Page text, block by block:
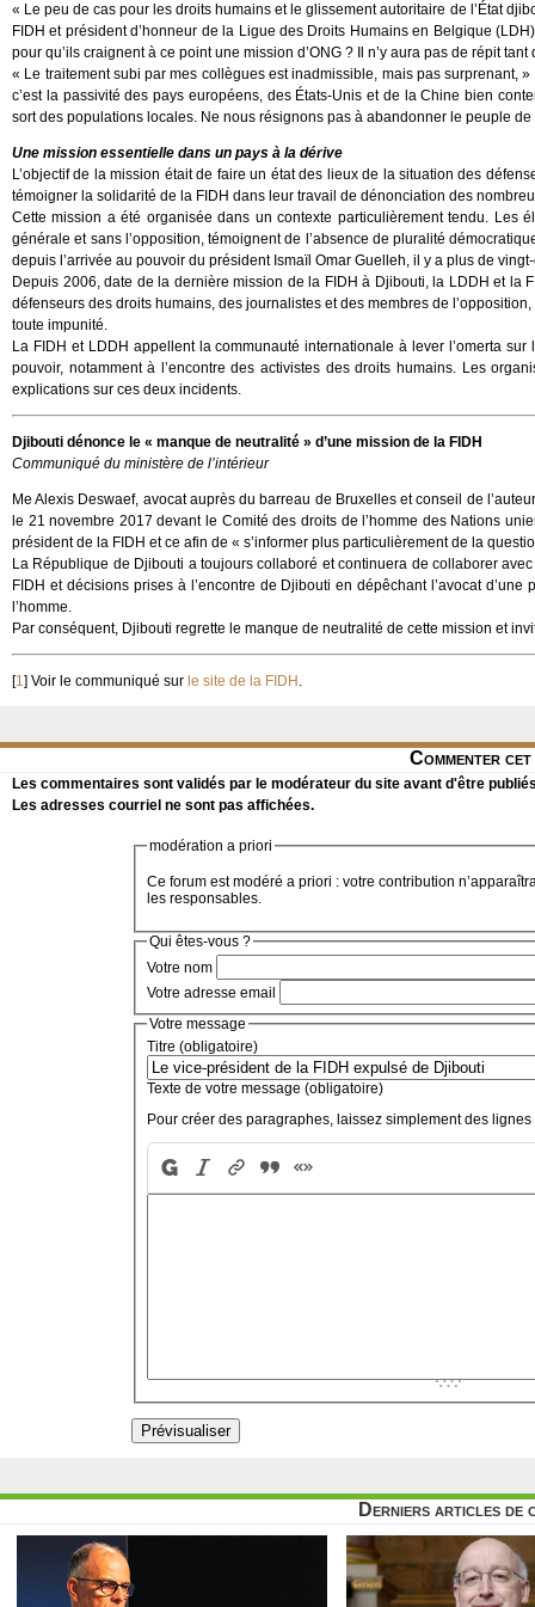
« Le peu de cas pour les droits humains et le glissement autoritaire de l’État
FIDH et président d’honneur de la Ligue des Droits Humains en Belgique
pour qu’ils craignent à ce point une mission d’ONG ? Il n’y aura pas de répit
« Le traitement subi par mes collègues est inadmissible, mais pas surprenant,
c’est la passivité des pays européens, des États-Unis et de la Chine bien
sort des populations locales. Ne nous résignons pas à abandonner le peuple
Une mission essentielle dans un pays à la dérive
L’objectif de la mission était de faire un état des lieux de la situation des
témoigner la solidarité de la FIDH dans leur travail de dénonciation des
Cette mission a été organisée dans un contexte particulièrement tendu. Les
générale et sans l’opposition, témoignent de l’absence de pluralité
depuis l’arrivée au pouvoir du président Ismaïl Omar Guelleh, il y a plus de
Depuis 2006, date de la dernière mission de la FIDH à Djibouti, la LDDH et la
défenseurs des droits humains, des journalistes et des membres de
toute impunité.
La FIDH et LDDH appellent la communauté internationale à lever l’omerta
pouvoir, notamment à l’encontre des activistes des droits humains. Les
explications sur ces deux incidents.
Djibouti dénonce le « manque de neutralité » d’une mission de la FIDH
Communiqué du ministère de l’intérieur
Me Alexis Deswaef, avocat auprès du barreau de Bruxelles et conseil de
le 21 novembre 2017 devant le Comité des droits de l’homme des Nations
président de la FIDH et ce afin de « s’informer plus particulièrement de la
La République de Djibouti a toujours collaboré et continuera de collaborer
FIDH et décisions prises à l’encontre de Djibouti en dépêchant l’avocat
l’homme.
Par conséquent, Djibouti regrette le manque de neutralité de cette mission et
[1] Voir le communiqué sur le site de la FIDH .
Commenter
Les commentaires sont validés par le modérateur du site avant d'être
Les adresses courriel ne sont pas affichées.
modération a priori
Ce forum est modéré a priori : votre contribution
les responsables.
Qui êtes-vous ?
Votre nom
Votre adresse email
Votre message
Titre (obligatoire)
Texte de votre message (obligatoire)
Pour créer des paragraphes, laissez simplement des lignes
Derniers articles de